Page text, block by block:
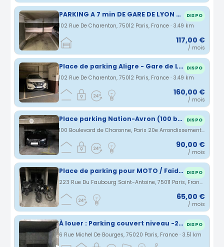
PARKING A 7 min DE GARE DE LYON 75012 DISPO
102 Rue De Charenton, 75012 Paris, France · 3.49 km
117,00 €
/ mois
Place de parking Aligre - Gare de Lyon DISPO
102 Rue De Charenton, 75012 Paris, France · 3.49 km
160,00 €
/ mois
Place parking Nation-Avron (100 boulevard Charonne) au 1er sous-sol DISPO
100 Boulevard de Charonne, Paris 20e Arrondissement, Île-de-France, France · 3.5 km
90,00 €
/ mois
Place de parking pour MOTO / Faidherbe Chaligny DISPO
223 Rue Du Faubourg Saint-Antoine, 75011 Paris, France · 3.51 km
65,00 €
/ mois
À louer : Parking couvert niveau -2 proche buzenval ou avron DISPO
6 Rue Michel De Bourges, 75020 Paris, France · 3.51 km